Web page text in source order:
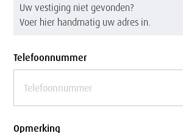
Uw vestiging niet gevonden?
Voer hier handmatig uw adres in.
Telefoonnummer
Opmerking